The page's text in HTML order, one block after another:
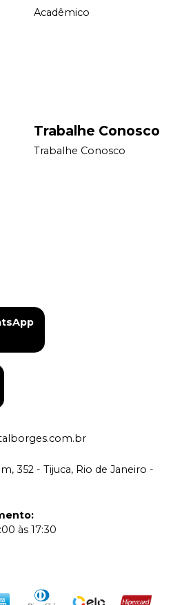
Acadêmico
Trabalhe Conosco
Trabalhe Conosco
352 - Tijuca, Rio de Janeiro -
:
às 17:30